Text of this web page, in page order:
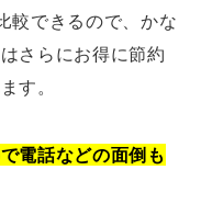
較できるので、かな
さらにお得に節約
す。
電話などの面倒も